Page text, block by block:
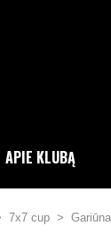
APIE KLUBĄ
7x7 cup >